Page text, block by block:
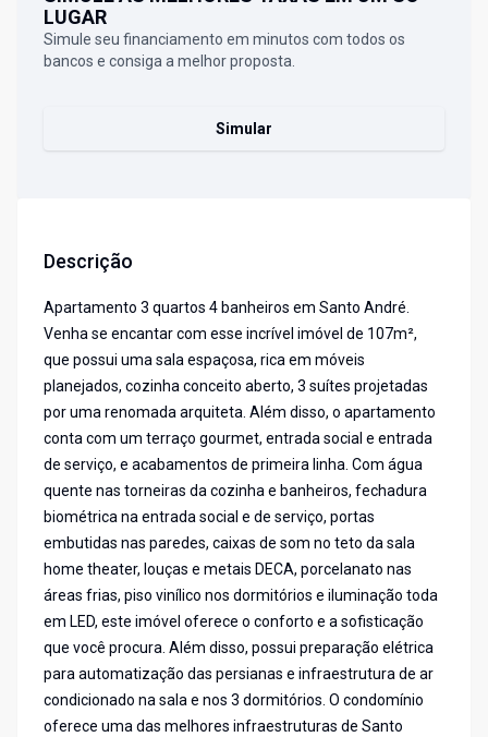
LUGAR
Simule seu financiamento em minutos com todos os
bancos e consiga a melhor proposta.
Simular
Descrição
Apartamento 3 quartos 4 banheiros em Santo André.
Venha se encantar com esse incrível imóvel de 107m²,
que possui uma sala espaçosa, rica em móveis
planejados, cozinha conceito aberto, 3 suítes projetadas
por uma renomada arquiteta. Além disso, o apartamento
conta com um terraço gourmet, entrada social e entrada
de serviço, e acabamentos de primeira linha. Com água
quente nas torneiras da cozinha e banheiros, fechadura
biométrica na entrada social e de serviço, portas
embutidas nas paredes, caixas de som no teto da sala
home theater, louças e metais DECA, porcelanato nas
áreas frias, piso vinílico nos dormitórios e iluminação toda
em LED, este imóvel oferece o conforto e a sofisticação
que você procura. Além disso, possui preparação elétrica
para automatização das persianas e infraestrutura de ar
condicionado na sala e nos 3 dormitórios. O condomínio
oferece uma das melhores infraestruturas de Santo